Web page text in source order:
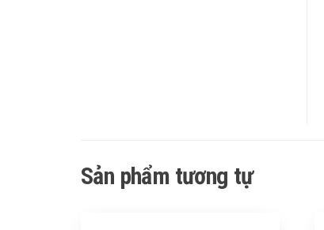
Sản phẩm tương tự